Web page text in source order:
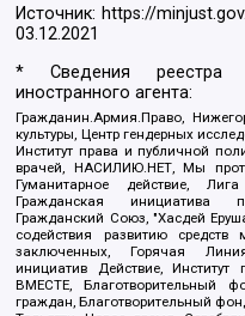
Источник: https://
03.12.2021
* Сведения реестра
иностранного агента:
Гражданин.Армия.Право,
культуры, Центр гендерных
Институт права и публичной
врачей, НАСИЛИЮ.НЕТ, Мы
Гуманитарное действие,
Гражданская инициатива
Гражданский Союз, "Хасдей
содействия развитию
заключенных, Горячая
инициатив Действие,
ВМЕСТЕ, Благотворительный
граждан, Благотворительный